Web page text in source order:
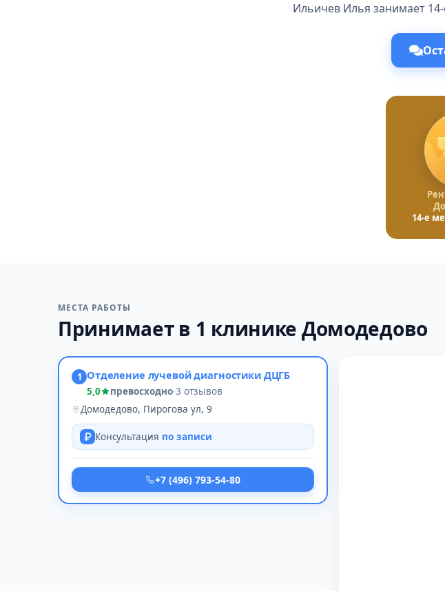
Ильичев Илья занимает
14-е
МЕСТА РАБОТЫ
Принимает в 1 клинике Домодедово
1 Отделение лучевой диагностики ДЦГБ
5,0 превосходно·3 отзывов
Домодедово, Пирогова ул, 9
Консультация по записи
+7 (496) 793-54-80